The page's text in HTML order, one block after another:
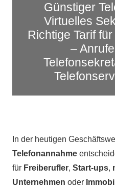
Günstiger
Virtuelles
Richtige Tarif
–
In der heutigen
Telefonannahme
für Freiberufler, Start-ups,
Unternehmen oder